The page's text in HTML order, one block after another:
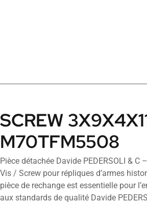
SCREW
M70TFM5508
Pièce détachée Davide PEDERSOLI &
Vis / Screw pour répliques d’armes
pièce de rechange est essentielle pour
aux standards de qualité Davide